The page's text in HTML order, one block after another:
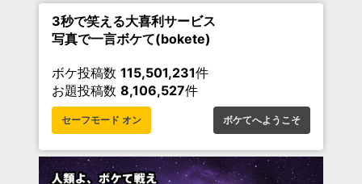
3秒で笑える大喜利サービス
写真で一言ボケて(bokete)
ボケ投稿数 115,501,231件
お題投稿数 8,106,527件
セーフモード オン ボケてへようこそ